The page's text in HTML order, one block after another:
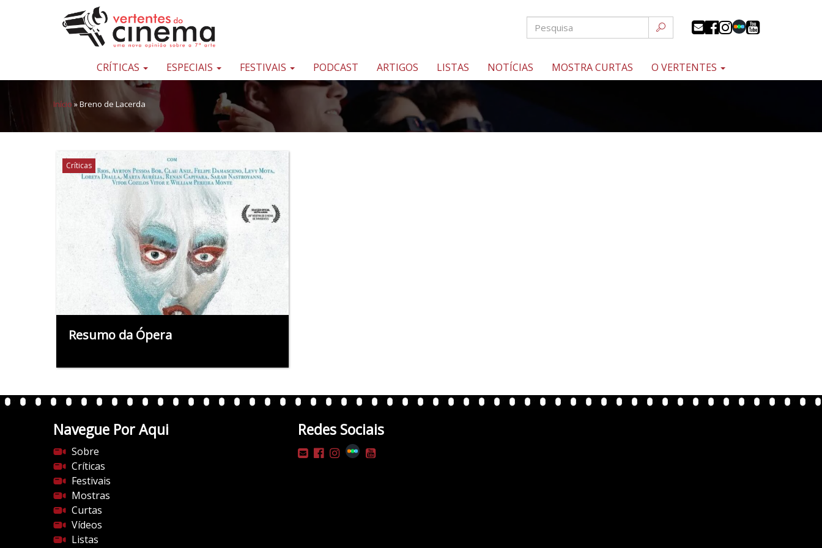
Pular para o conteúdo
Uma
sobre
sétima
arte
CRÍTICAS ESPECIAIS FESTIVAIS PODCAST ARTIGOS LISTAS NOTÍCIAS MOSTRA CURTAS O VERTENTES
Início »Breno de Lacerda
Críticas
Resumo da Ópera
Navegue Por Aqui
Sobre
Críticas
Festivais
Mostras
Curtas
Vídeos
Listas
Redes Sociais